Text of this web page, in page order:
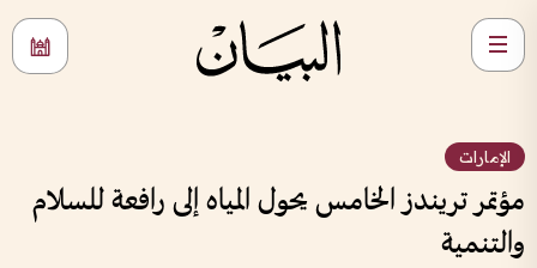
الإمارات
مؤتمر تريندز الخامس يحول المياه إلى رافعة للسلام
والتنمية